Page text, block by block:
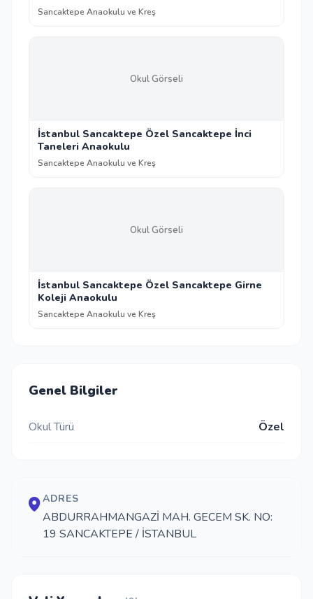
Sancaktepe Anaokulu ve Kreş
Okul Görseli
İstanbul Sancaktepe Özel Sancaktepe İnci
Taneleri Anaokulu
Sancaktepe Anaokulu ve Kreş
Okul Görseli
İstanbul Sancaktepe Özel Sancaktepe Girne
Koleji Anaokulu
Sancaktepe Anaokulu ve Kreş
Genel Bilgiler
Okul Türü Özel
ADRES
ABDURRAHMANGAZİ MAH. GECEM SK. NO:
19 SANCAKTEPE / İSTANBUL